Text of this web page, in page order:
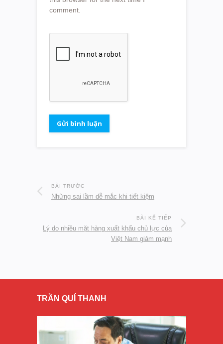
comment.
BÀI TRƯỚC
Những sai lầm dễ mắc khi tiết kiệm
BÀI KẾ TIẾP
Lý do nhiều mặt hàng xuất khẩu chủ lực của
Việt Nam giảm mạnh
TRẦN QUÍ THANH